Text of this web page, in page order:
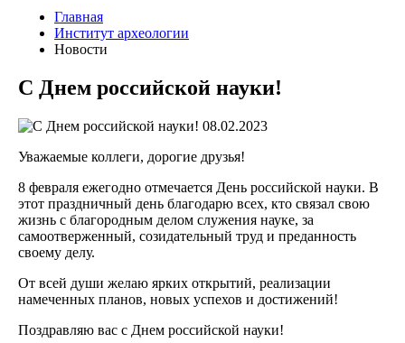
Главная
Институт археологии
Новости
С Днем российской науки!
08.02.2023
Уважаемые коллеги, дорогие друзья!
8 февраля ежегодно отмечается День российской науки. В
этот праздничный день благодарю всех, кто связал свою
жизнь с благородным делом служения науке, за
самоотверженный, созидательный труд и преданность
своему делу.
От всей души желаю ярких открытий, реализации
намеченных планов, новых успехов и достижений!
Поздравляю вас с Днем российской науки!